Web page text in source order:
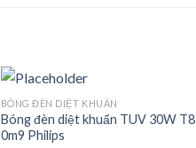
BÓNG ĐÈN DIỆT KHUẨN
Bóng đèn diệt khuẩn TUV 30W T8
0m9 Philips